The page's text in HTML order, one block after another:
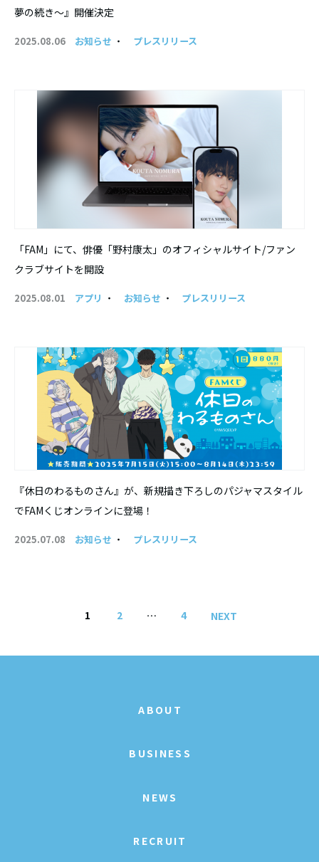
夢の続き〜』開催決定
2025.08.06 お知らせ ・ プレスリリース
「FAM」にて、俳優「野村康太」のオフィシャルサイト/ファン
クラブサイトを開設
2025.08.01 アプリ ・ お知らせ ・ プレスリリース
『休日のわるものさん』が、新規描き下ろしのパジャマスタイル
でFAMくじオンラインに登場！
2025.07.08 お知らせ ・ プレスリリース
稿
1 2 … 4 NEXT
ABOUT
BUSINESS
NEWS
RECRUIT